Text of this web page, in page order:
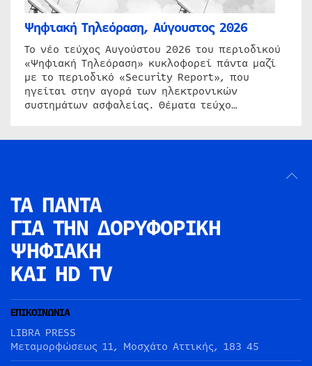
Ψηφιακή Τηλεόραση, Αύγουστος 2026
Το νέο τεύχος Αυγούστου 2026 του περιοδικού
«Ψηφιακή Τηλεόραση» κυκλοφορεί πάντα μαζί
με το περιοδικό «Security Report», που
ηγείται στην αγορά των ηλεκτρονικών
συστημάτων ασφαλείας. Θέματα τεύχο…
ΤΑ ΠΑΝΤΑ
ΓΙΑ ΤΗΝ ΔΟΡΥΦΟΡΙΚΗ
ΨΗΦΙΑΚΗ
ΚΑΙ HD TV
ΕΠΙΚΟΙΝΩΝΙΑ
LIBRA PRESS
Μεταμορφώσεως 11, Μοσχάτο Αττικής, 183 45